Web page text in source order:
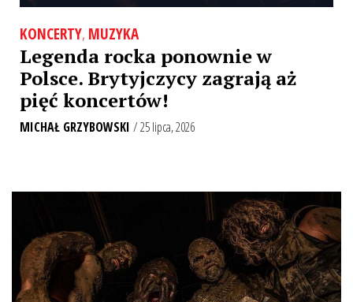
KONCERTY, MUZYKA
Legenda rocka ponownie w
Polsce. Brytyjczycy zagrają aż
pięć koncertów!
MICHAŁ GRZYBOWSKI / 25 lipca, 2026